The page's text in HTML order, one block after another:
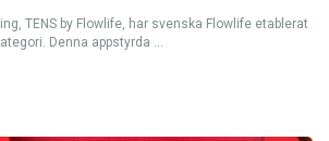
TENS by Flowlife, har svenska Flowlife etablerat
Denna appstyrda ...